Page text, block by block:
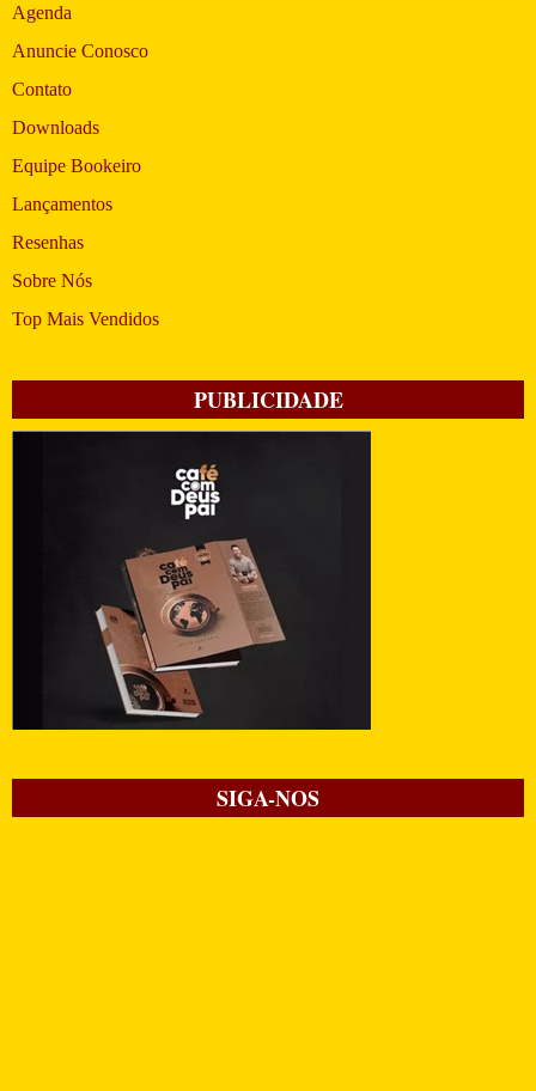
Agenda
Anuncie Conosco
Contato
Downloads
Equipe Bookeiro
Lançamentos
Resenhas
Sobre Nós
Top Mais Vendidos
PUBLICIDADE
SIGA-NOS